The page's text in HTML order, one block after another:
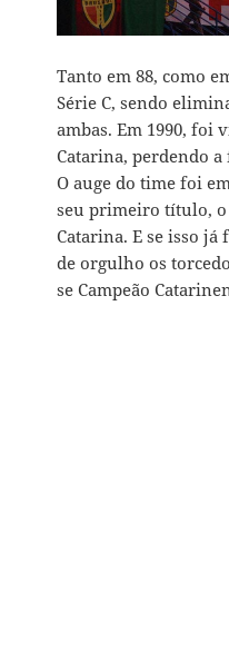
Tanto em 88, como
Série C, sendo
ambas. Em 1990, foi
Catarina, perdendo
O auge do time foi
seu primeiro título, o
Catarina. E se isso
de orgulho os
se Campeão